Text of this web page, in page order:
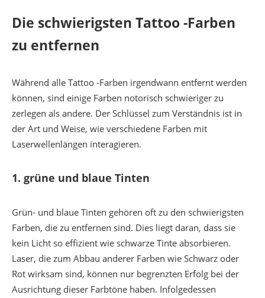
Die schwierigsten Tattoo -Farben
zu entfernen
Während alle Tattoo -Farben irgendwann entfernt werden
können, sind einige Farben notorisch schwieriger zu
zerlegen als andere. Der Schlüssel zum Verständnis ist in
der Art und Weise, wie verschiedene Farben mit
Laserwellenlängen interagieren.
1. grüne und blaue Tinten
Grün- und blaue Tinten gehören oft zu den schwierigsten
Farben, die zu entfernen sind. Dies liegt daran, dass sie
kein Licht so effizient wie schwarze Tinte absorbieren.
Laser, die zum Abbau anderer Farben wie Schwarz oder
Rot wirksam sind, können nur begrenzten Erfolg bei der
Ausrichtung dieser Farbtöne haben. Infolgedessen